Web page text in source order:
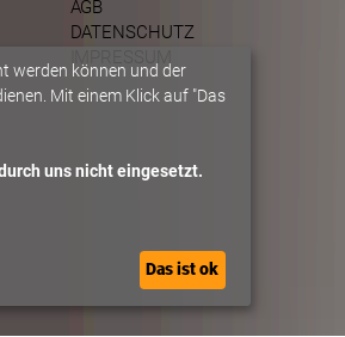
AGB
DATENSCHUTZ
werden können und der
Mit einem Klick auf "Das
uns nicht eingesetzt.
Das ist ok